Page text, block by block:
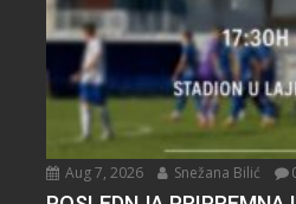
Aug 7, 2026 Snežana Bilić